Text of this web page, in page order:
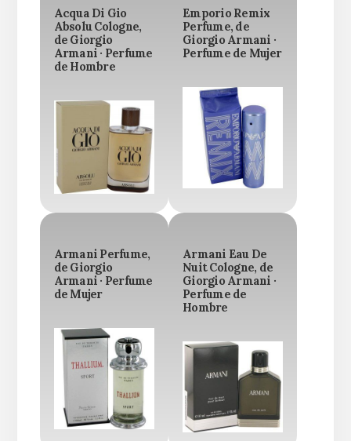
Acqua Di Gio
Absolu Cologne,
de Giorgio
Armani · Perfume
de Hombre
Emporio Remix
Perfume, de
Giorgio Armani ·
Perfume de Mujer
Armani Perfume,
de Giorgio
Armani · Perfume
de Mujer
Armani Eau De
Nuit Cologne, de
Giorgio Armani ·
Perfume de
Hombre